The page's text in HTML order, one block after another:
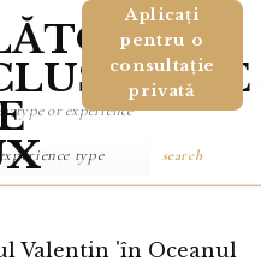
Aplicați
pentru o
consultație
privată
search